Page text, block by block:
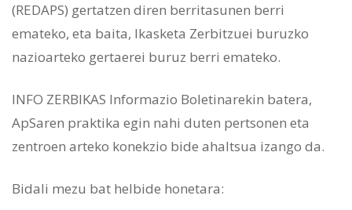
(REDAPS) gertatzen diren berritasunen berri
emateko, eta baita, Ikasketa Zerbitzuei buruzko
nazioarteko gertaerei buruz berri emateko.
INFO ZERBIKAS Informazio Boletinarekin batera,
ApSaren praktika egin nahi duten pertsonen eta
zentroen arteko konekzio bide ahaltsua izango da.
Bidali mezu bat helbide honetara: